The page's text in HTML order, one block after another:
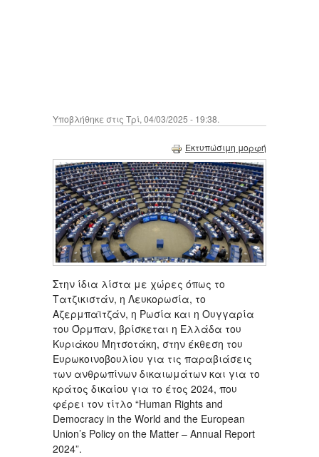
Υποβλήθηκε στις Τρί, 04/03/2025 - 19:38.
Εκτυπώσιμη μορφή
Στην ίδια λίστα με χώρες όπως το
Τατζικιστάν, η Λευκορωσία, το
Αζερμπαϊτζάν, η Ρωσία και η Ουγγαρία
του Όρμπαν, βρίσκεται η Ελλάδα του
Κυριάκου Μητσοτάκη, στην έκθεση του
Ευρωκοινοβουλίου για τις παραβιάσεις
των ανθρωπίνων δικαιωμάτων και για το
κράτος δικαίου για το έτος 2024, που
φέρει τον τίτλο “Human Rights and
Democracy in the World and the European
Union’s Policy on the Matter – Annual Report
2024”.